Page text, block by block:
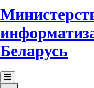
Беларусь